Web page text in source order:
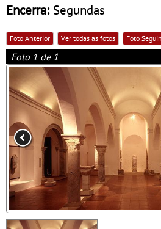
Encerra: Segundas
Foto Anterior Ver todas as fotos Foto
Foto 1 de 1